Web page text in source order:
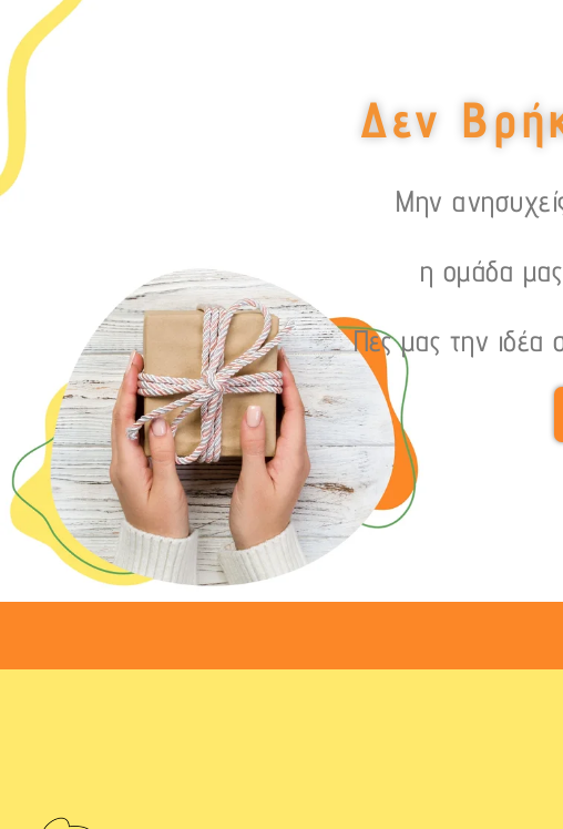
Δεν
Μην
η ομάδα μας
Πες μας την ιδέα